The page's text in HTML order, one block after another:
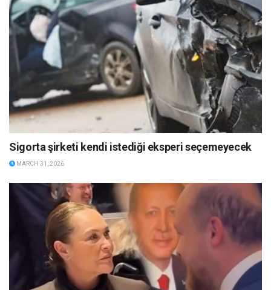
Sigorta şirketi kendi istediği eksperi seçemeyecek
MARCH 31, 2026